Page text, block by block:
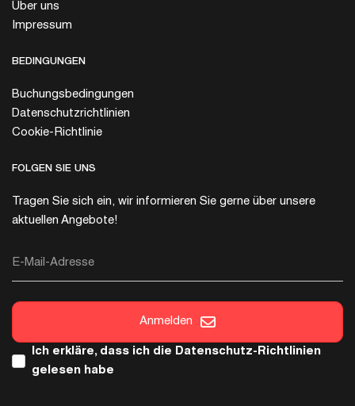
Über uns
Impressum
BEDINGUNGEN
Buchungsbedingungen
Datenschutzrichtlinien
Cookie-Richtlinie
FOLGEN SIE UNS
Tragen Sie sich ein, wir informieren Sie gerne über unsere
aktuellen Angebote!
E-Mail-Adresse
Anmelden
Ich erkläre, dass ich die Datenschutz-Richtlinien
gelesen habe